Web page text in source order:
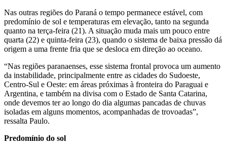
Nas outras regiões do Paraná o tempo permanece estável, com
predomínio de sol e temperaturas em elevação, tanto na segunda
quanto na terça-feira (21). A situação muda mais um pouco entre
quarta (22) e quinta-feira (23), quando o sistema de baixa pressão dá
origem a uma frente fria que se desloca em direção ao oceano.
“Nas regiões paranaenses, esse sistema frontal provoca um aumento
da instabilidade, principalmente entre as cidades do Sudoeste,
Centro-Sul e Oeste: em áreas próximas à fronteira do Paraguai e
Argentina, e também na divisa com o Estado de Santa Catarina,
onde devemos ter ao longo do dia algumas pancadas de chuvas
isoladas em alguns momentos, acompanhadas de trovoadas”,
ressalta Paulo.
Predomínio do sol